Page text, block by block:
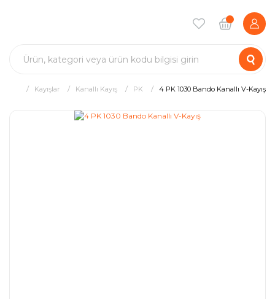
Kayışlar Kanallı Kayış PK 4 PK 1030 Bando Kanallı V-Kayış